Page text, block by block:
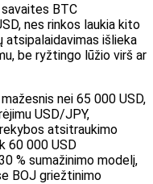
BTC
nes rinkos laukia kito
atsipalaidavimas išlieka
be ryžtingo lūžio virš ar
nei 65 000 USD,
USD/JPY,
atsitraukimo
60 000 USD
% sumažinimo modelį,
BOJ griežtinimo